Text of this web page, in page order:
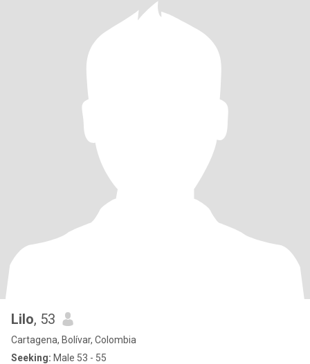
Lilo, 53
Cartagena, Bolívar, Colombia
Seeking: Male 53 - 55